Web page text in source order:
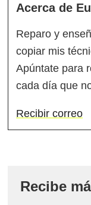
Acerca de
Reparo y
copiar mis
Apúntate para
cada día que
Recibir correo
Recibe